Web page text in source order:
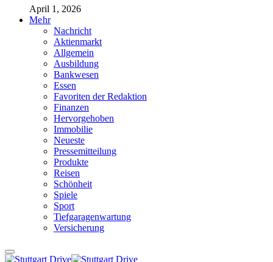
April 1, 2026
Mehr
Nachricht
Aktienmarkt
Allgemein
Ausbildung
Bankwesen
Essen
Favoriten der Redaktion
Finanzen
Hervorgehoben
Immobilie
Neueste
Pressemitteilung
Produkte
Reisen
Schönheit
Spiele
Sport
Tiefgaragenwartung
Versicherung